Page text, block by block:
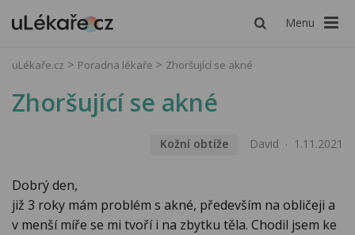
Menu
uLékaře.cz Poradna lékaře Zhoršující se akné
Zhoršující se akné
Kožní obtíže David 1.11.2021
Dobrý den,
již 3 roky mám problém s akné, především na obličeji a
v menší míře se mi tvoří i na zbytku těla. Chodil jsem ke